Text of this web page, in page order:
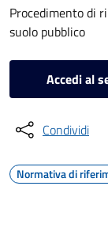
Procedimento di
suolo pubblico
Accedi al
Condividi
Normativa di